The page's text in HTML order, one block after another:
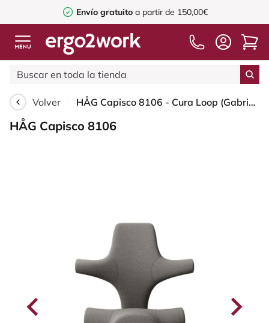
Envío gratuito a partir de 150,00€
Volver HÅG Capisco 8106 - Cura Loop (Gabriel) - Poliéster reciclados - CLP61168 Beige-grey - Blush Rose - 265 mm (seat height 53-79cm) - Glides
HÅG Capisco 8106